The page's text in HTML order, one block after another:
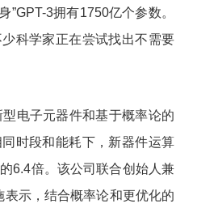
”GPT-3拥有1750亿个参数。
科学家正在尝试找出不需要
电子元器件和基于概率论的
时段和能耗下，新器件运算
6.4倍。该公司联合创始人兼
表示，结合概率论和更优化的